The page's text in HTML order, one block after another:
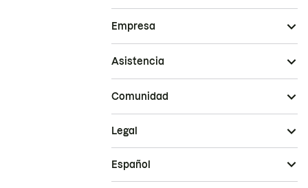
Empresa
Asistencia
Comunidad
Legal
Español